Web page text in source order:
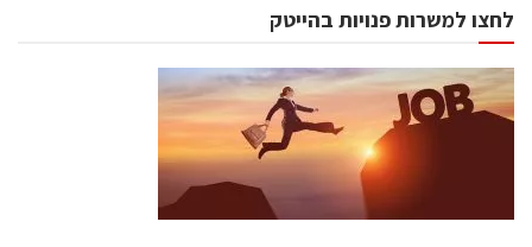
לחצו למשרות פנויות בהייטק